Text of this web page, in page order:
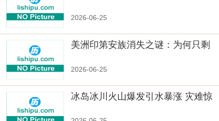
2026-06-25
美洲印第安族消失之谜：为何只剩
2026-06-25
冰岛冰川火山爆发引水暴涨 灾难惊